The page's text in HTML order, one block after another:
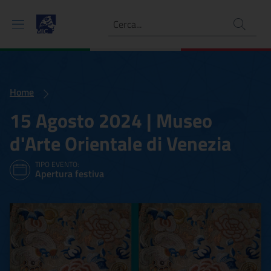
Ricerca
Home
15 Agosto 2024 | Museo
d'Arte Orientale di Venezia
TIPO EVENTO:
Apertura festiva
15 Agosto 2024 | Museo